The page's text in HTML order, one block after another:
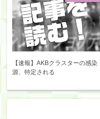
【速報】AKBクラスターの感染
源、特定される